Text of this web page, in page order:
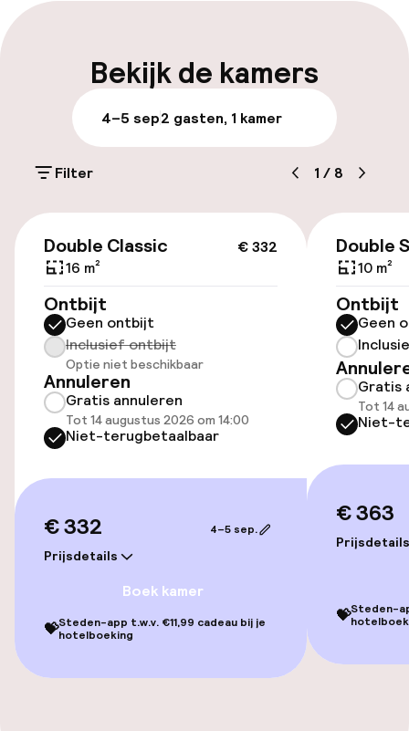
Parkeren & mobiliteit
Parkeergelegenheid op eigen terrein
(buiten)
Openbaar parkeren
Toegankelijkheid
Overal rolstoeltoegankelijk
Lift
Voor toegankelijkheid
geoptimaliseerde kamers beschikbaar
Voor toegankelijkheid
Zwemmen & wellness
Fitnessruimte / gym
Bekijk de kamers
4–5 sep2 gasten, 1 kamer
Filter 1 / 8
€ 332
Double Classic
16 m²
Ontbijt
Geen ontbijt
Inclusief ontbijt
Optie niet beschikbaar
Annuleren
Gratis annuleren
Tot 14 augustus 2026 om 14:00
Niet-terugbetaalbaar
€ 332
Prijsdetails
4–5 sep.
Boek kamer
💝Steden-app t.w.v. €11,99 cadeau bij je
hotelboeking
Double
10 m²
Ontbijt
Geen
Gratis
Tot 14
Niet-
€ 363
Prijsdetails
💝Steden-